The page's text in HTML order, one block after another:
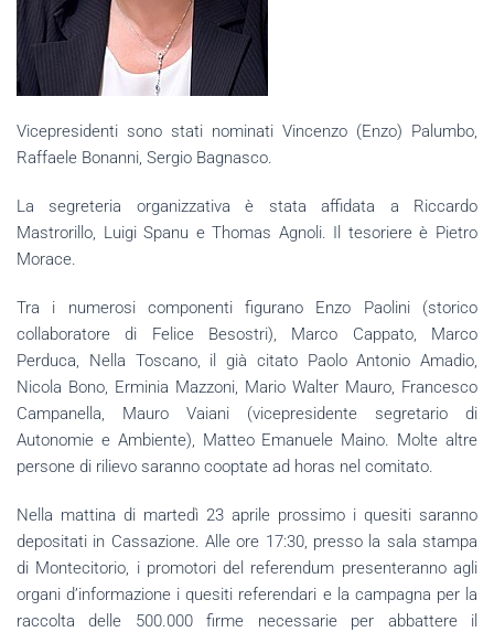
Vicepresidenti sono stati nominati Vincenzo (Enzo) Palumbo,
Raffaele Bonanni, Sergio Bagnasco.
La segreteria organizzativa è stata affidata a Riccardo
Mastrorillo, Luigi Spanu e Thomas Agnoli. Il tesoriere è Pietro
Morace.
Tra i numerosi componenti figurano Enzo Paolini (storico
collaboratore di Felice Besostri), Marco Cappato, Marco
Perduca, Nella Toscano, il già citato Paolo Antonio Amadio,
Nicola Bono, Erminia Mazzoni, Mario Walter Mauro, Francesco
Campanella, Mauro Vaiani (vicepresidente segretario di
Autonomie e Ambiente), Matteo Emanuele Maino. Molte altre
persone di rilievo saranno cooptate ad horas nel comitato.
Nella mattina di martedì 23 aprile prossimo i quesiti saranno
depositati in Cassazione. Alle ore 17:30, presso la sala stampa
di Montecitorio, i promotori del referendum presenteranno agli
organi d’informazione i quesiti referendari e la campagna per la
raccolta delle 500.000 firme necessarie per abbattere il